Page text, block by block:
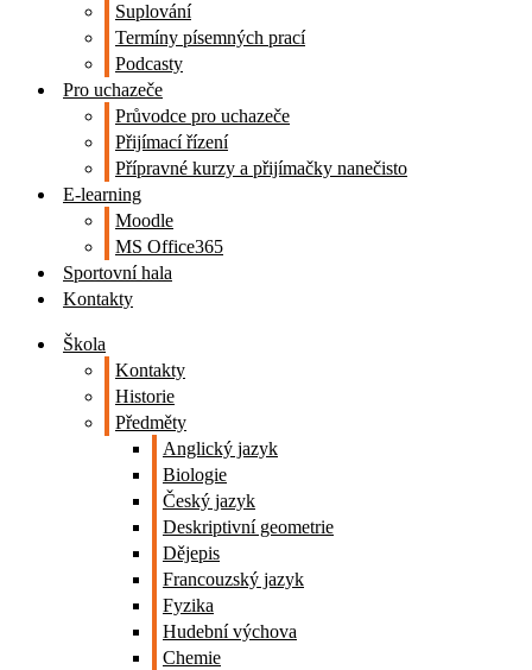
Suplování
Termíny písemných prací
Podcasty
Pro uchazeče
Průvodce pro uchazeče
Přijímací řízení
Přípravné kurzy a přijímačky nanečisto
E-learning
Moodle
MS Office365
Sportovní hala
Kontakty
Škola
Kontakty
Historie
Předměty
Anglický jazyk
Biologie
Český jazyk
Deskriptivní geometrie
Dějepis
Francouzský jazyk
Fyzika
Hudební výchova
Chemie